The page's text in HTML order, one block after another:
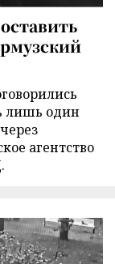
лишь один
агентство